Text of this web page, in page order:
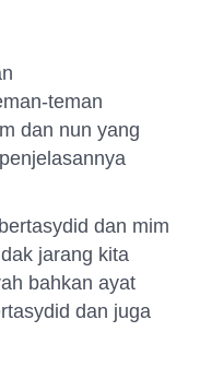
teman
dan nun yang
dan mim
jarang kita
bahkan ayat
dan juga